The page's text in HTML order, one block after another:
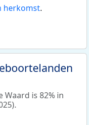
herkomst.
is 82% in